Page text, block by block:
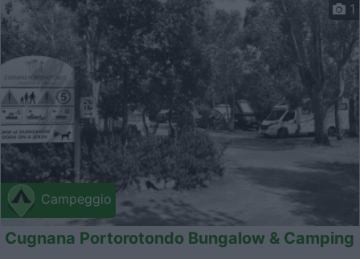
Campeggio
1
Cugnana Portorotondo Bungalow & Camping